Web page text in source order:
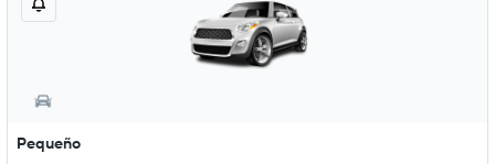
Pequeño